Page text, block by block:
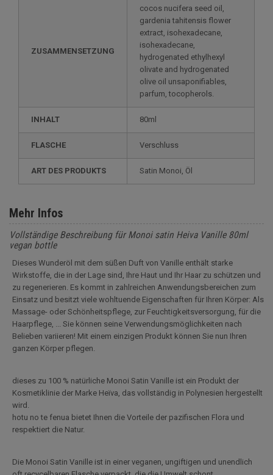
ZUSAMMENSETZUNG
cocos nucifera seed oil,
gardenia tahitensis flower
extract, isohexadecane,
isohexadecane,
hydrogenated ethylhexyl
olivate and hydrogenated
olive oil unsaponifiables,
parfum, tocopherols.
INHALT 80ml
FLASCHE Verschluss
ART DES PRODUKTS Satin Monoi, Öl
Mehr Infos
Vollständige Beschreibung für Monoi satin Heiva Vanille 80ml
vegan bottle
Dieses Wunderöl mit dem süßen Duft von Vanille enthält starke
Wirkstoffe, die in der Lage sind, Ihre Haut und Ihr Haar zu schützen und
zu regenerieren. Es kommt in zahlreichen Anwendungsbereichen zum
Einsatz und besitzt viele wohltuende Eigenschaften für Ihren Körper: Als
Massage- oder Schönheitspflege, zur Feuchtigkeitsversorgung, für die
Haarpflege, ... Sie können seine Verwendungsmöglichkeiten nach
Belieben variieren! Mit einem einzigen Produkt können Sie nun Ihren
ganzen Körper pflegen.
dieses zu 100 % natürliche Monoi Satin Vanille ist ein Produkt der
Kosmetiklinie der Marke Heïva, das vollständig in Polynesien hergestellt
wird.
hotu no te fenua bietet Ihnen die Vorteile der pazifischen Flora und
respektiert die Natur.
Die Monoi Satin Vanille ist in einer veganen, ungiftigen und unendlich